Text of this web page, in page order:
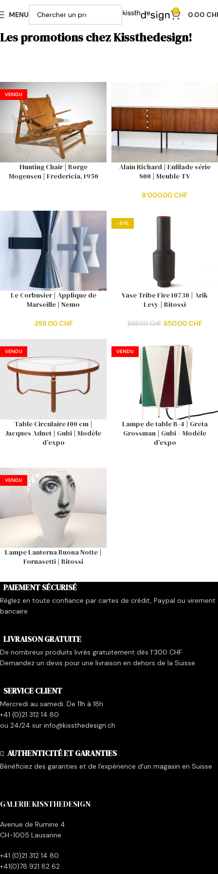
MENU 0 0.00
Les promotions chez Kissthedesign!
VENDU
Hunting Chair | Børge
Mogensen | Fredericia, 1950
Alain Richard | Enfilade série
800 | Meuble TV
9'000.00 CHF
Le Corbusier | Applique de
Marseille | Nemo
359.00 CHF
-31%
Vase Tribe Fire 10730 | Arik
Levy | Bitossi
938.00CHF 650.00 CHF
VENDU
Table Circulaire 100 cm |
Jacques Adnet | Gubi | Modèle
d’expo
VENDU
Lampe de table B-4 | Greta
Grossman | Gubi – Modèle
d’expo
VENDU
Lampe Lanterna Buona Notte |
Fornasetti | Bitossi
PAIEMENT SÉCURISÉ
Réglez en toute confiance par cartes de crédit, Paypal ou virement
bancaire
LIVRAISON GRATUITE
De nombreux produits livrés gratuitement dès 1'300 CHF
Demandez un devis pour une livraison en dehors de la Suisse
SERVICE CLIENT
Mercredi au samedi. De 11h à 18h
+41 (0)21 312 14 80
ou 24/24 sur info@kissthedesign.ch
AUTHENTICITÉ ET GARANTIES
Bénéficiez des garanties et de l'expérience d'un magasin en Suisse
GALERIE KISSTHEDESIGN
Avenue de Rumine 4
CH-1005 Lausanne
+41 (0)21 312 14 80
+41(0)78 921 82 62